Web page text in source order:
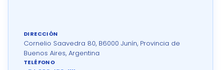
DIRECCIÓN
Cornelio Saavedra 80, B6000 Junín, Provincia de
Buenos Aires, Argentina
TELÉFONO